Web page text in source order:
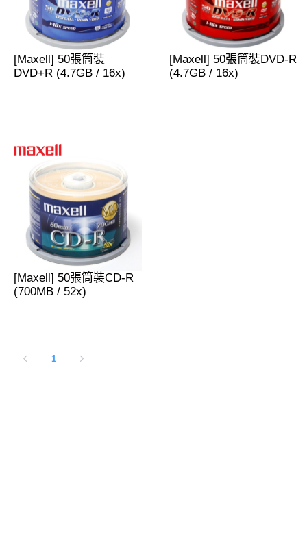
[Maxell] 50張筒裝
DVD+R (4.7GB / 16x)
[Maxell] 50張筒裝DVD-R
(4.7GB / 16x)
[Maxell] 50張筒裝CD-R
(700MB / 52x)
1